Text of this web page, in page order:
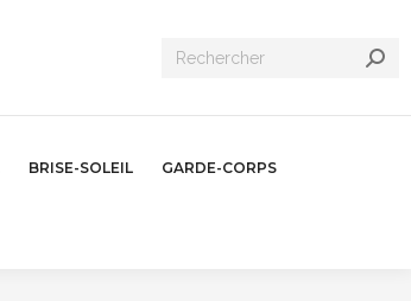
Recherche
BRISE-SOLEIL GARDE-CORPS